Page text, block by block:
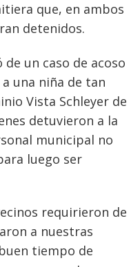
que, en ambos
detenidos.
un caso de acoso
una niña de tan
Vista Schleyer de
detuvieron a la
municipal no
luego ser
requirieron de
a nuestras
tiempo de